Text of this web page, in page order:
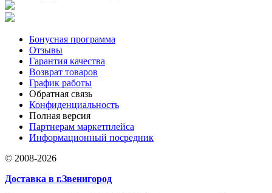
Бонусная программа
Отзывы
Гарантия качества
Возврат товаров
График работы
Обратная связь
Конфиденциальность
Полная версия
Партнерам маркетплейса
Информационный посредник
© 2008-2026
Доставка в г.Звенигород